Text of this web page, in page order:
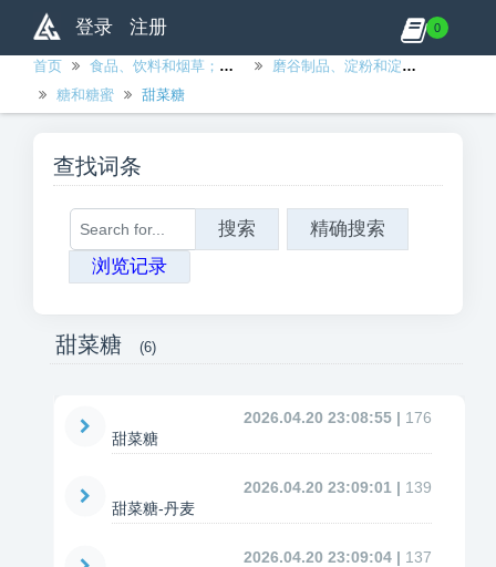
0
登录 注册
首页 食品、饮料和烟草；纺织品，服装和皮革制品
磨谷制品、淀粉和淀粉制品；其他食品
糖和糖蜜
甜菜糖
查找词条
搜索
精确搜索
浏览记录
甜菜糖 (6)
2026.04.20 23:08:55 | 176
甜菜糖
2026.04.20 23:09:01 | 139
甜菜糖-丹麦
2026.04.20 23:09:04 | 137